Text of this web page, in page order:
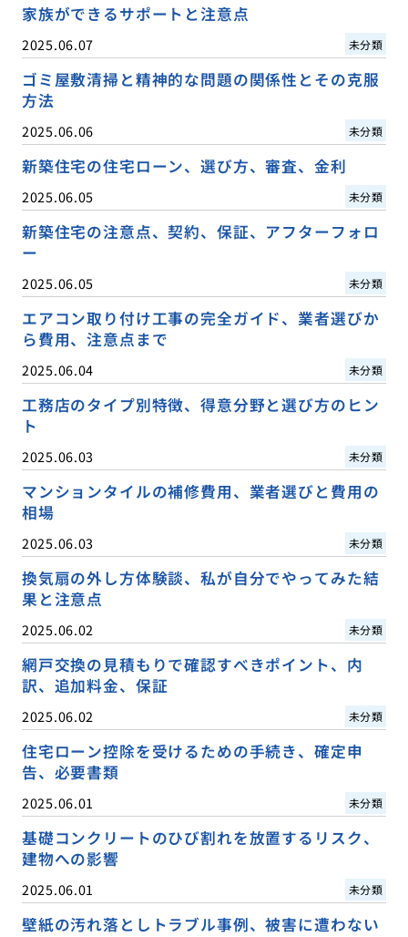
家族ができるサポートと注意点
2025.06.07 未分類
ゴミ屋敷清掃と精神的な問題の関係性とその克服
方法
2025.06.06 未分類
新築住宅の住宅ローン、選び方、審査、金利
2025.06.05 未分類
新築住宅の注意点、契約、保証、アフターフォロ
ー
2025.06.05 未分類
エアコン取り付け工事の完全ガイド、業者選びか
ら費用、注意点まで
2025.06.04 未分類
工務店のタイプ別特徴、得意分野と選び方のヒン
ト
2025.06.03 未分類
マンションタイルの補修費用、業者選びと費用の
相場
2025.06.03 未分類
換気扇の外し方体験談、私が自分でやってみた結
果と注意点
2025.06.02 未分類
網戸交換の見積もりで確認すべきポイント、内
訳、追加料金、保証
2025.06.02 未分類
住宅ローン控除を受けるための手続き、確定申
告、必要書類
2025.06.01 未分類
基礎コンクリートのひび割れを放置するリスク、
建物への影響
2025.06.01 未分類
壁紙の汚れ落としトラブル事例、被害に遭わない